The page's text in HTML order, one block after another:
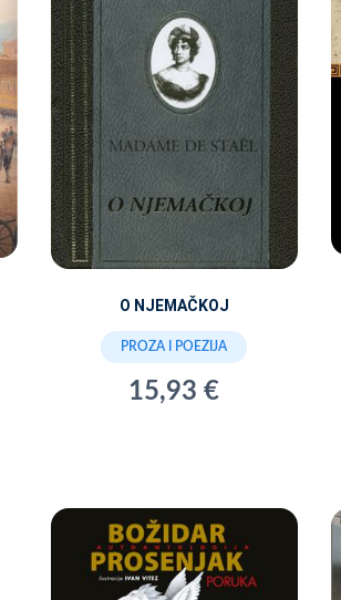
O NJEMAČKOJ
PROZA I POEZIJA
15,93 €